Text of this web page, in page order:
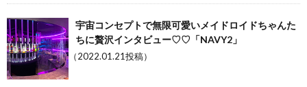
宇宙コンセプトで無限可愛いメイドロイドちゃんた
ちに贅沢インタビュー♡♡「NAVY2」
（2022.01.21投稿）